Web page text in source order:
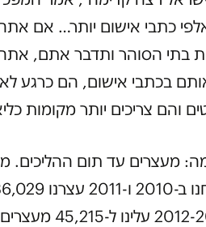
כתבי אישום יותר… אם
בתי הסוהר ותדבר אתם,
בכתבי אישום, הם כרגע לא
והם צריכים יותר מקומות
מעצרים עד תום ההליכים.
עד תום ההליכים? עבריין מסוכן… אנחנו ב-2010 ו-
עצורים עד תום ההליכים, בשנים 2012-2013